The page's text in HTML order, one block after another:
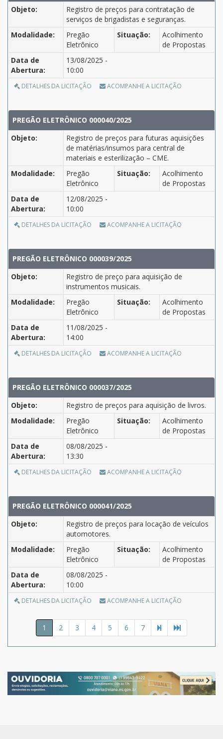
Objeto:
Registro de preços para contratação de
serviços de brigadistas e seguranças.
Modalidade:
Pregão
Eletrônico
Situação:
Acolhimento
de Propostas
Data de
Abertura:
13/08/2025 -
10:00
DETALHES DA LICITAÇÃO ACOMPANHE A LICITAÇÃO
PREGÃO ELETRÔNICO 000040/2025
Objeto:
Registro de preços para futuras aquisições
de matérias/insumos para central de
materiais e esterilização – CME.
Modalidade:
Pregão
Eletrônico
Situação:
Acolhimento
de Propostas
Data de
Abertura:
12/08/2025 -
10:00
DETALHES DA LICITAÇÃO ACOMPANHE A LICITAÇÃO
PREGÃO ELETRÔNICO 000039/2025
Objeto:
Registro de preço para aquisição de
instrumentos musicais.
Modalidade:
Pregão
Eletrônico
Situação:
Acolhimento
de Propostas
Data de
Abertura:
11/08/2025 -
14:00
DETALHES DA LICITAÇÃO ACOMPANHE A LICITAÇÃO
PREGÃO ELETRÔNICO 000037/2025
Objeto:
Registro de preços para aquisição de livros.
Modalidade:
Pregão
Eletrônico
Situação:
Acolhimento
de Propostas
Data de
Abertura:
08/08/2025 -
13:30
DETALHES DA LICITAÇÃO ACOMPANHE A LICITAÇÃO
PREGÃO ELETRÔNICO 000041/2025
Objeto:
Registro de preços para locação de veículos
automotores.
Modalidade:
Pregão
Eletrônico
Situação:
Acolhimento
de Propostas
Data de
Abertura:
08/08/2025 -
10:00
DETALHES DA LICITAÇÃO ACOMPANHE A LICITAÇÃO
1 2 3 4 5 6 7